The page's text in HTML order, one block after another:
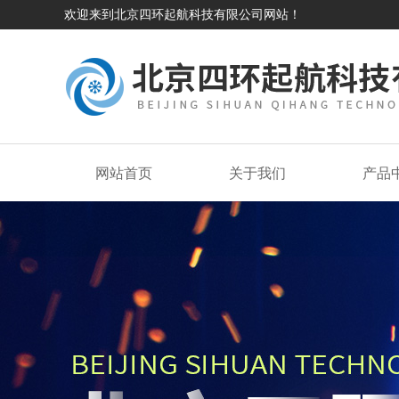
欢迎来到北京四环起航科技有限公司网站！
网站首页 关于我们 产品